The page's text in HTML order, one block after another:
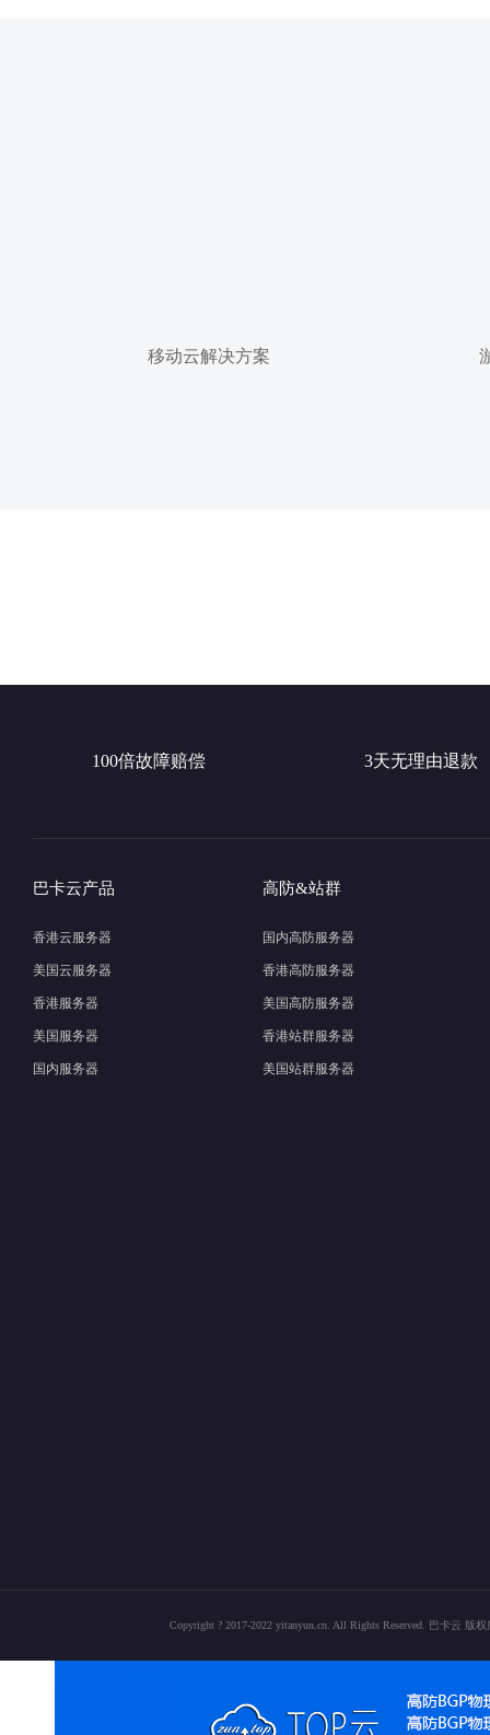
移动云解决方案
100倍故障赔偿 3天无理由退款
巴卡云产品
香港云服务器
美国云服务器
香港服务器
美国服务器
国内服务器
高防&站群
国内高防服务器
香港高防服务器
美国高防服务器
香港站群服务器
美国站群服务器
Copyright ? 2017-2022 yitanyun.cn. All Rights Reserved. 巴卡云